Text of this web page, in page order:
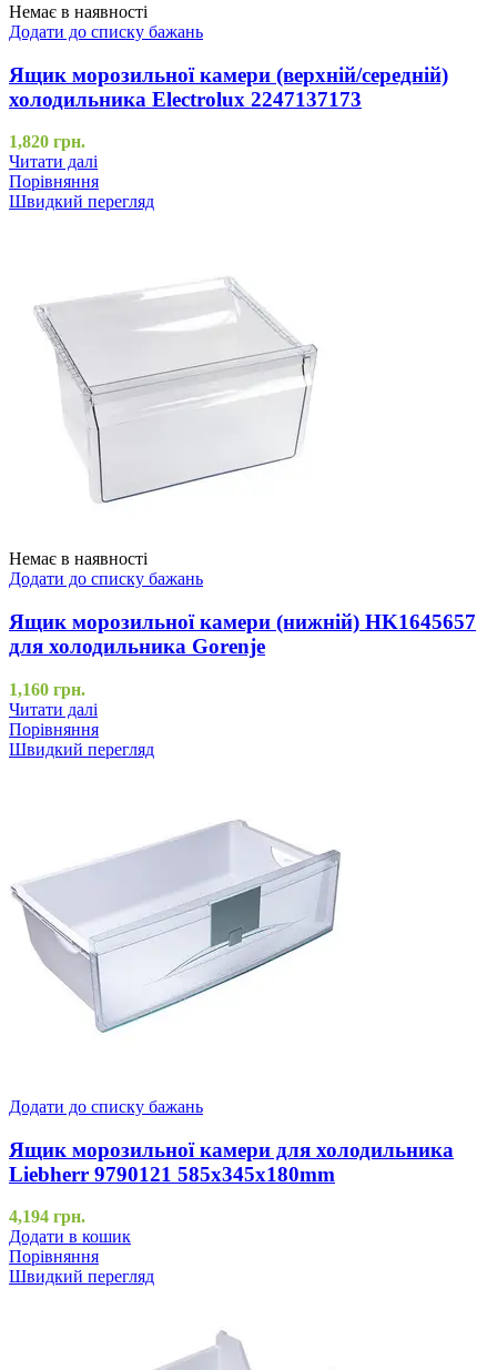
Немає в наявності
Додати до списку бажань
Ящик морозильної камери (верхній/середній)
холодильника Electrolux 2247137173
1,820 грн.
Читати далі
Порівняння
Швидкий перегляд
Немає в наявності
Додати до списку бажань
Ящик морозильної камери (нижній) HK1645657
для холодильника Gorenje
1,160 грн.
Читати далі
Порівняння
Швидкий перегляд
Додати до списку бажань
Ящик морозильної камери для холодильника
Liebherr 9790121 585x345x180mm
4,194 грн.
Додати в кошик
Порівняння
Швидкий перегляд